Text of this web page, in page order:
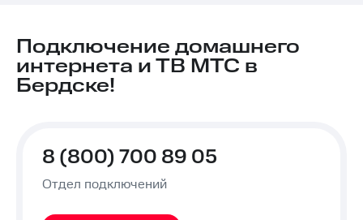
Подключение домашнего
интернета и ТВ МТС в
Бердске!
8 (800) 700 89 05
Отдел подключений